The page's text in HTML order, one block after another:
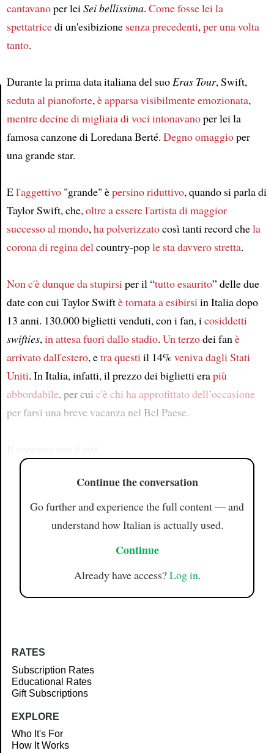
Article
cantavanoper leiSei bellissima. Come fosse lei la
spettatricedi un'esibizione senza precedenti,per una volta
tanto.
Durante la prima data italiana del suoEras Tour, Swift,
seduta al pianoforte,è apparsa visibilmente emozionata,
mentre decine di migliaia di voci intonavanoper lei la
famosa canzone di Loredana Berté. Degno omaggioper
una grande star.
El'aggettivo"grande" èpersino riduttivo, quando si parla di
Taylor Swift, che,oltre a esserel'artista di maggior
successo al mondo,ha polverizzatocosì tanti record chela
corona di regina delcountry-pople sta davvero stretta.
Non c'è dunque da stupirsiper il “tutto esaurito” delle due
date con cui Taylor Swiftè tornata a esibirsiin Italia dopo
13 anni. 130.000 biglietti venduti, con i fan, icosiddetti
swifties,in attesa fuori dallo stadio. Un terzodei fanè
arrivato dall'estero, etra questiil 14% veniva dagli Stati
Uniti. In Italia, infatti, il prezzo dei biglietti erapiù
abbordabile, per cui c'è chi ha approfittato dell’occasione
per farsi una breve vacanza nel Bel Paese.
Continue the conversation
Go further and experience the full content — and
understand how Italian is actually used.
Continue
Already have access?Log in.
RATES
Subscription Rates
Educational Rates
Gift Subscriptions
EXPLORE
Who It's For
How It Works